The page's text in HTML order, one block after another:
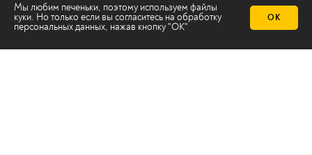
Мы любим печеньки, поэтому используем файлы
куки. Но только если вы согласитесь на обработку
персональных данных, нажав кнопку "ОК"
ОК